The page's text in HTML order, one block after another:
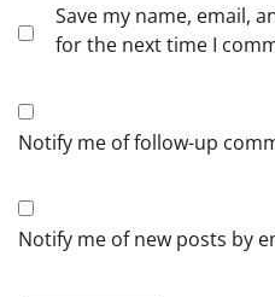
Save my name, email,
for the next time I
Notify me of follow-up
Notify me of new posts by